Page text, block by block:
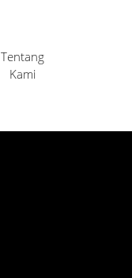
Tentang
Kami